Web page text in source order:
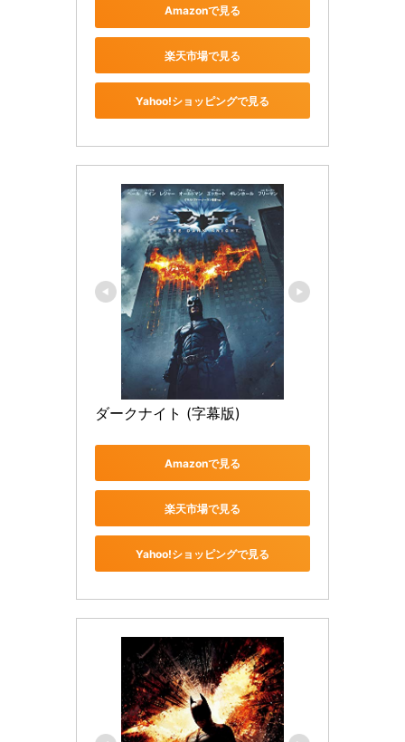
Amazonで見る
楽天市場で見る
Yahoo!ショッピングで見る
ダークナイト (字幕版)
Amazonで見る
楽天市場で見る
Yahoo!ショッピングで見る